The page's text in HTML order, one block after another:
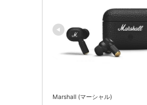
Marshall (マーシャル)